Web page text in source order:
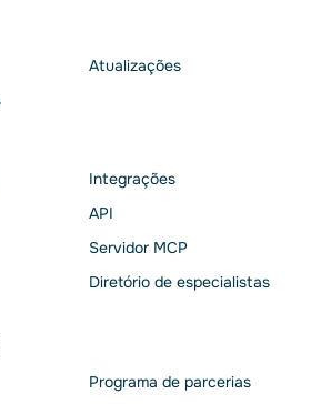
Atualizações
Integrações
API
Servidor MCP
Diretório de especialistas
Programa de parcerias